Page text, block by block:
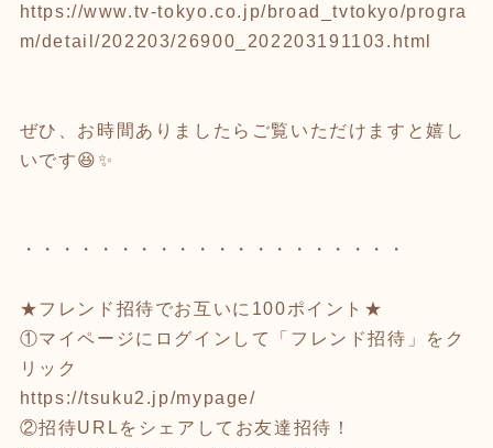
https://www.tv-tokyo.co.jp/broad_tvtokyo/progra
m/detail/202203/26900_202203191103.html
ぜひ、お時間ありましたらご覧いただけますと嬉し
いです😆✨
・・・・・・・・・・・・・・・・・・・・
★フレンド招待でお互いに100ポイント★
①マイページにログインして「フレンド招待」をク
リック
https://tsuku2.jp/mypage/
②招待URLをシェアしてお友達招待！